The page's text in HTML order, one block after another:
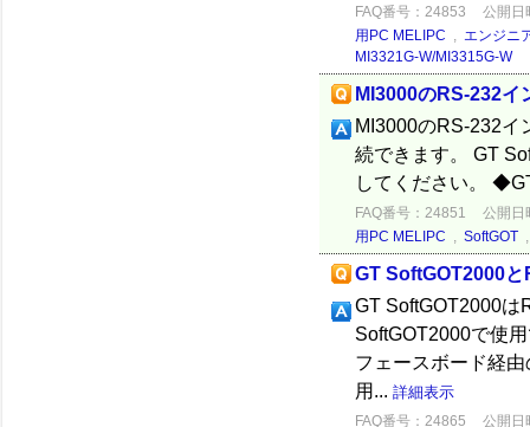
FAQ番号：24853
公開日
用PC MELIPC , エンジニ
MI3321G-W/MI3315G-W
MI3000のRS-232イ
MI3000のRS-232イ
続できます。 GT
してください。
FAQ番号：24851
公開日
用PC MELIPC , SoftGOT
GT SoftGOT2000
GT SoftGOT2000は
SoftGOT2000で使
フェースボード経
用... 詳細表示
FAQ番号：24865 公開日